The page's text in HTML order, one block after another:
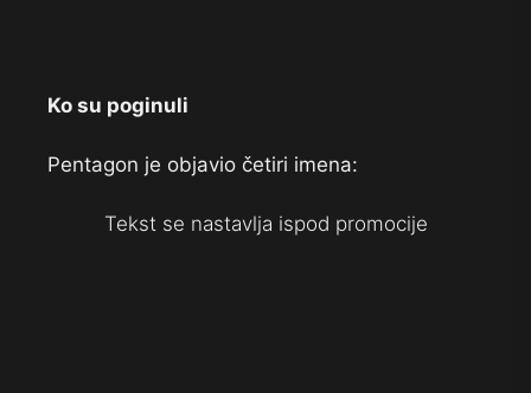
Ko su poginuli
Pentagon je objavio četiri imena:
Tekst se nastavlja ispod promocije